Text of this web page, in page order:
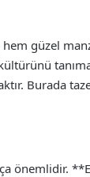
güzel
Burada
önemlidir.